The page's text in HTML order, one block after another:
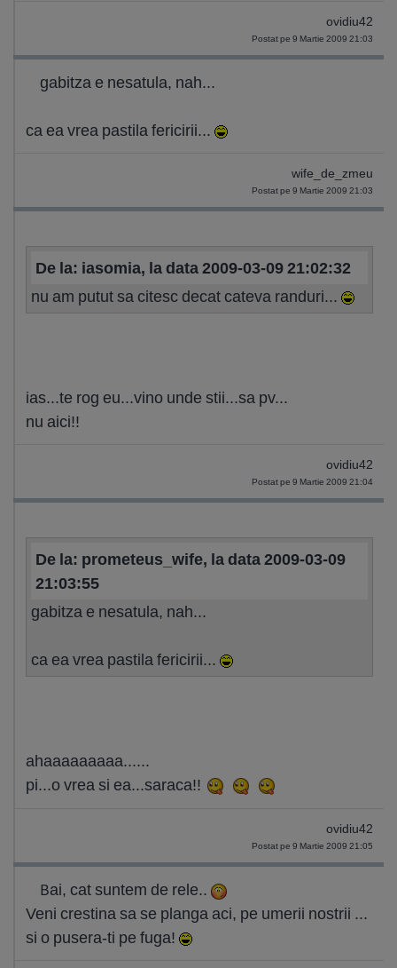
ovidiu42
Postat pe 9 Martie 2009 21:03
gabitza e nesatula, nah...
ca ea vrea pastila fericirii...
wife_de_zmeu
Postat pe 9 Martie 2009 21:03
De la: iasomia, la data 2009-03-09 21:02:32
nu am putut sa citesc decat cateva randuri...
ias...te rog eu...vino unde stii...sa pv...
nu aici!!
ovidiu42
Postat pe 9 Martie 2009 21:04
De la: prometeus_wife, la data 2009-03-09
21:03:55
gabitza e nesatula, nah...
ca ea vrea pastila fericirii...
ahaaaaaaaaa......
pi...o vrea si ea...saraca!!
ovidiu42
Postat pe 9 Martie 2009 21:05
Bai, cat suntem de rele..
Veni crestina sa se planga aci, pe umerii nostrii ...
si o pusera-ti pe fuga!